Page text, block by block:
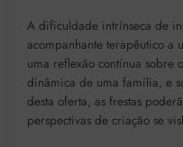
A dificuldade intrínseca de
acompanhante terapêutico a
uma reflexão contínua sobre
dinâmica de uma família, e
desta oferta, as frestas
perspectivas de criação se